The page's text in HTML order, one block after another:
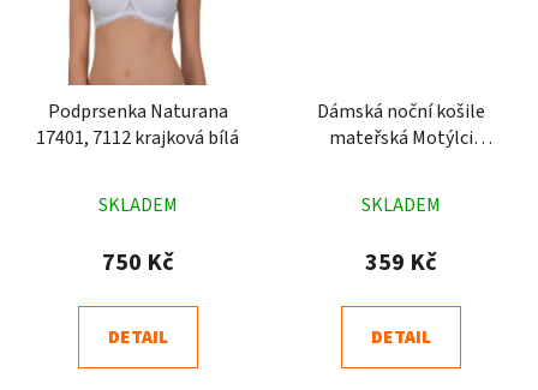
Podprsenka Naturana
17401, 7112 krajková bílá
hodnocení
produktu
5,0
z
SKLADEM
750 Kč
DETAIL
Dámská noční košile
mateřská Motýlci
hodnocení
produktu
5,0
z
SKLADEM
359 Kč
DETAIL